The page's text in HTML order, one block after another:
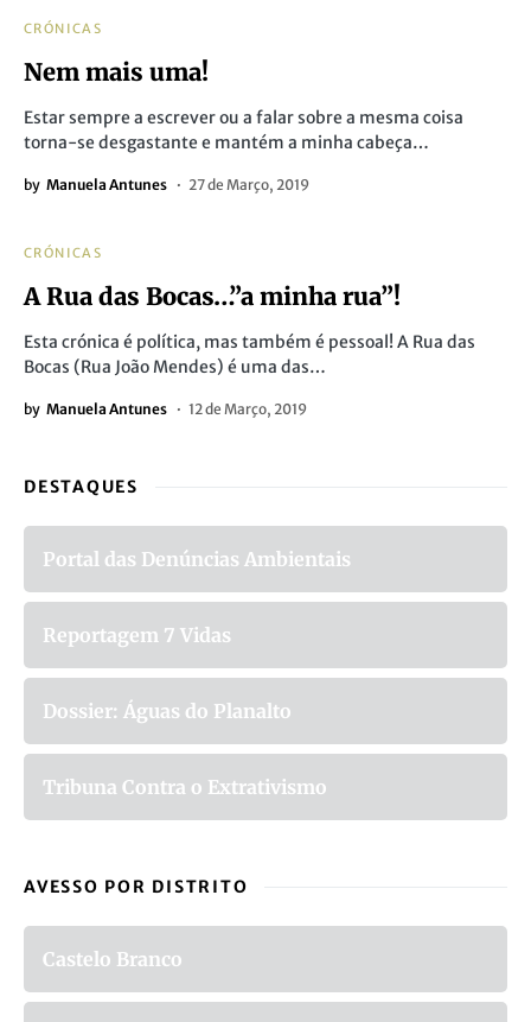
CRÓNICAS
Nem mais uma!
Estar sempre a escrever ou a falar sobre a mesma coisa
torna-se desgastante e mantém a minha cabeça…
by Manuela Antunes 27 de Março, 2019
CRÓNICAS
A Rua das Bocas…”a minha rua”!
Esta crónica é política, mas também é pessoal! A Rua das
Bocas (Rua João Mendes) é uma das…
by Manuela Antunes 12 de Março, 2019
DESTAQUES
Portal das Denúncias Ambientais
Reportagem 7 Vidas
Dossier: Águas do Planalto
Tribuna Contra o Extrativismo
AVESSO POR DISTRITO
Castelo Branco